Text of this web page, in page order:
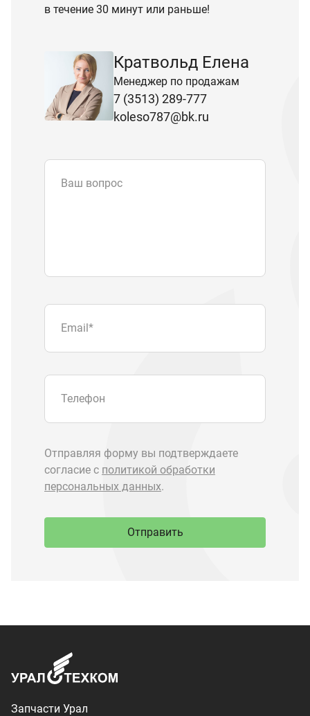
в течение 30 минут или раньше!
Кратвольд Елена
Менеджер по продажам
7 (3513) 289-777
koleso787@bk.ru
Ваш вопрос
Запчасти Урал
Запчасти Камаз
Спецпредложения
Доставка и оплата
utkm@mail.ru